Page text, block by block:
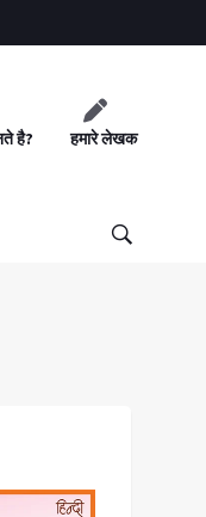
है? हमारे लेखक